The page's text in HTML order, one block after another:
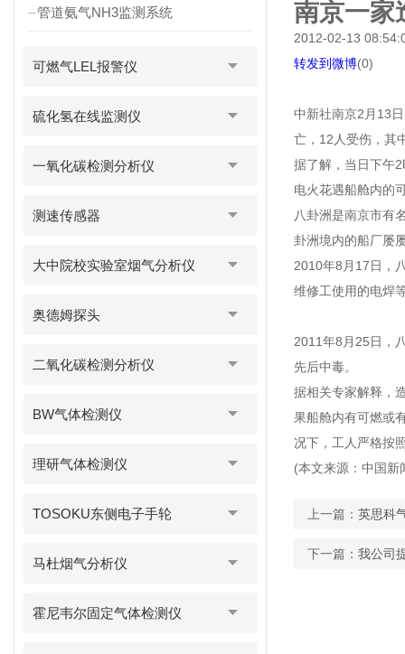
管道氨气NH3监测系统
可燃气LEL报警仪
硫化氢在线监测仪
一氧化碳检测分析仪
测速传感器
大中院校实验室烟气分析仪
奥德姆探头
二氧化碳检测分析仪
BW气体检测仪
理研气体检测仪
TOSOKU东侧电子手轮
马杜烟气分析仪
霍尼韦尔固定气体检测仪
南京一家
2012-02-13
转发到微博(0)
中新社南京2月13
亡，12人受伤，其
据了解，当日下午
电火花遇船舱内的
八卦洲是南京市有
卦洲境内的船厂屡
2010年8月17日，
维修工使用的电焊
2011年8月25日，
先后中毒。
据相关专家解释，
果船舱内有可燃或
况下，工人严格按
(本文来源：中国新
上一篇： 英思科
下一篇： 我公司